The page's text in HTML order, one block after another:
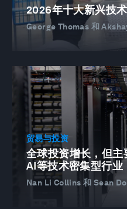
2026年十大新兴技
George Thomas 和
贸易与投资
全球投资增长，但
AI等技术密集型行业
Nan Li Collins 和 Sean